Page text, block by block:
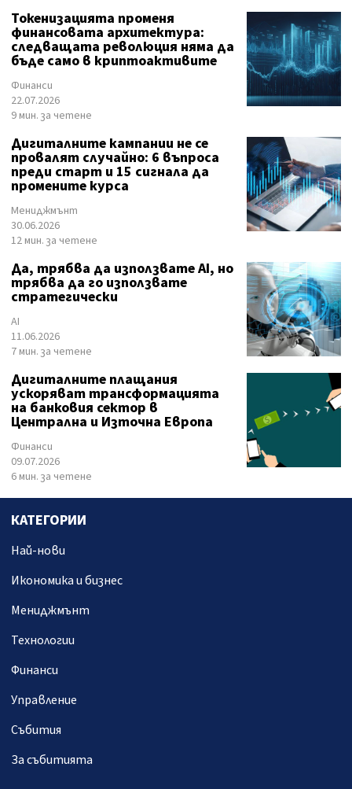
Токенизацията променя
финансовата архитектура:
следващата революция няма да
бъде само в криптоактивите
Финанси
22.07.2026
9 мин. за четене
Дигиталните кампании не се
провалят случайно: 6 въпроса
преди старт и 15 сигнала да
промените курса
Мениджмънт
30.06.2026
12 мин. за четене
Да, трябва да използвате AI, но
трябва да го използвате
стратегически
AI
11.06.2026
7 мин. за четене
Дигиталните плащания
ускоряват трансформацията
на банковия сектор в
Централна и Източна Европа
Финанси
09.07.2026
6 мин. за четене
КАТЕГОРИИ
Най-нови
Икономика и бизнес
Мениджмънт
Технологии
Финанси
Управление
Събития
За събитията